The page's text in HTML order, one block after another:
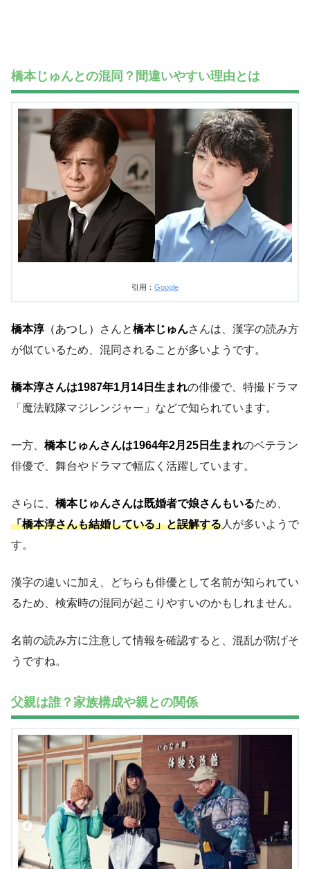
橋本じゅんとの混同？間違いやすい理由とは
引用： Google
橋本淳（あつし） さんと橋本じゅんさんは、漢字の読み方
が似ているため、混同されることが多いようです。
橋本淳さんは1987年1月14日生まれの俳優で、特撮ドラマ
「魔法戦隊マジレンジャー」などで知られています。
一方、 橋本じゅんさんは1964年2月25日生まれのベテラン
俳優で、舞台やドラマで幅広く活躍しています。
さらに、 橋本じゅんさんは既婚者で娘さんもいるため、
「橋本淳さんも結婚している」と誤解する人が多いようで
す。
漢字の違いに加え、どちらも俳優として名前が知られてい
るため、検索時の混同が起こりやすいのかもしれません。
名前の読み方に注意して情報を確認すると、混乱が防げそ
うですね。
父親は誰？家族構成や親との関係